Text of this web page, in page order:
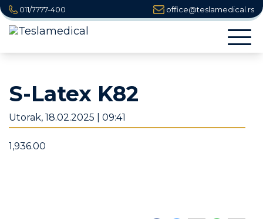
011/7777-400 office@teslamedical.rs
S-Latex K82
Utorak, 18.02.2025 | 09:41
1,936.00